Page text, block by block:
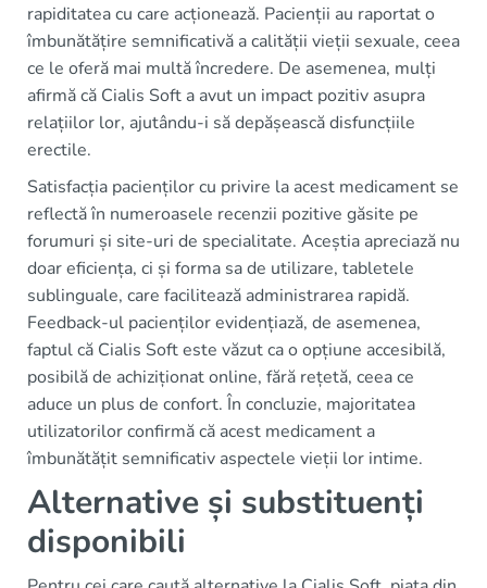
rapiditatea cu care acționează. Pacienții au raportat o
îmbunătățire semnificativă a calității vieții sexuale, ceea
ce le oferă mai multă încredere. De asemenea, mulți
afirmă că Cialis Soft a avut un impact pozitiv asupra
relațiilor lor, ajutându-i să depășească disfuncțiile
erectile.
Satisfacția pacienților cu privire la acest medicament se
reflectă în numeroasele recenzii pozitive găsite pe
forumuri și site-uri de specialitate. Aceștia apreciază nu
doar eficiența, ci și forma sa de utilizare, tabletele
sublinguale, care facilitează administrarea rapidă.
Feedback-ul pacienților evidențiază, de asemenea,
faptul că Cialis Soft este văzut ca o opțiune accesibilă,
posibilă de achiziționat online, fără rețetă, ceea ce
aduce un plus de confort. În concluzie, majoritatea
utilizatorilor confirmă că acest medicament a
îmbunătățit semnificativ aspectele vieții lor intime.
Alternative și substituenți
disponibili